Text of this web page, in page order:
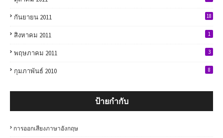
กันยายน 2011 18
สิงหาคม 2011 1
พฤษภาคม 2011 3
กุมภาพันธ์ 2010 8
ป้ายกำกับ
การออกเสียงภาษาอังกฤษ